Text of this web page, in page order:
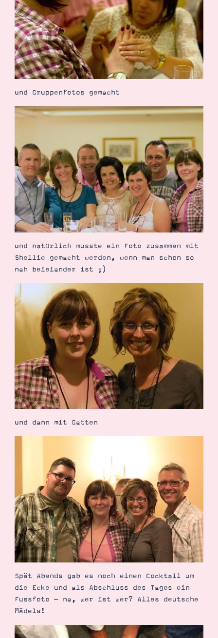
und Gruppenfotos gemacht
und natürlich musste ein Foto zusammen mit
Shellie gemacht werden, wenn man schon so
nah beieiander ist ;)
und dann mit Gatten
Spät Abends gab es noch einen Cocktail um
die Ecke und als Abschluss des Tages ein
Fussfoto - na, wer ist wer? Alles deutsche
Mädels!